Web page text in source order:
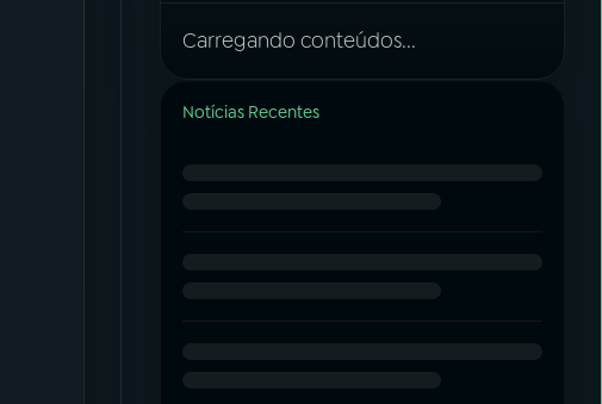
Carregando conteúdos...
Notícias Recentes